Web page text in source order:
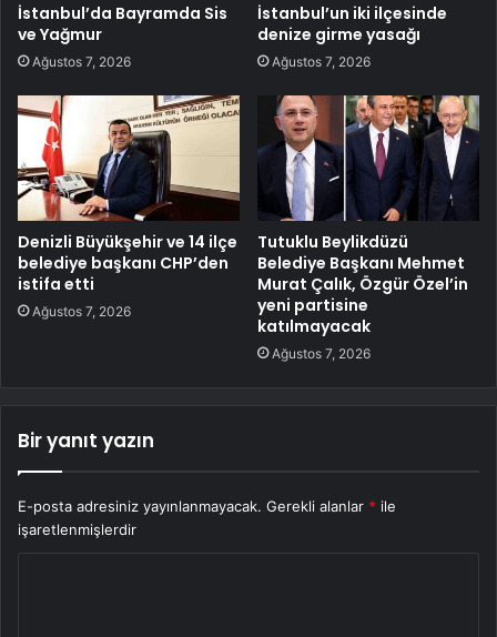
İstanbul’da Bayramda Sis
ve Yağmur
Ağustos 7, 2026
İstanbul’un iki ilçesinde
denize girme yasağı
Ağustos 7, 2026
Denizli Büyükşehir ve 14 ilçe
belediye başkanı CHP’den
istifa etti
Ağustos 7, 2026
Tutuklu Beylikdüzü
Belediye Başkanı Mehmet
Murat Çalık, Özgür Özel’in
yeni partisine
katılmayacak
Ağustos 7, 2026
Bir yanıt yazın
E-posta adresiniz yayınlanmayacak. Gerekli alanlar * ile
işaretlenmişlerdir